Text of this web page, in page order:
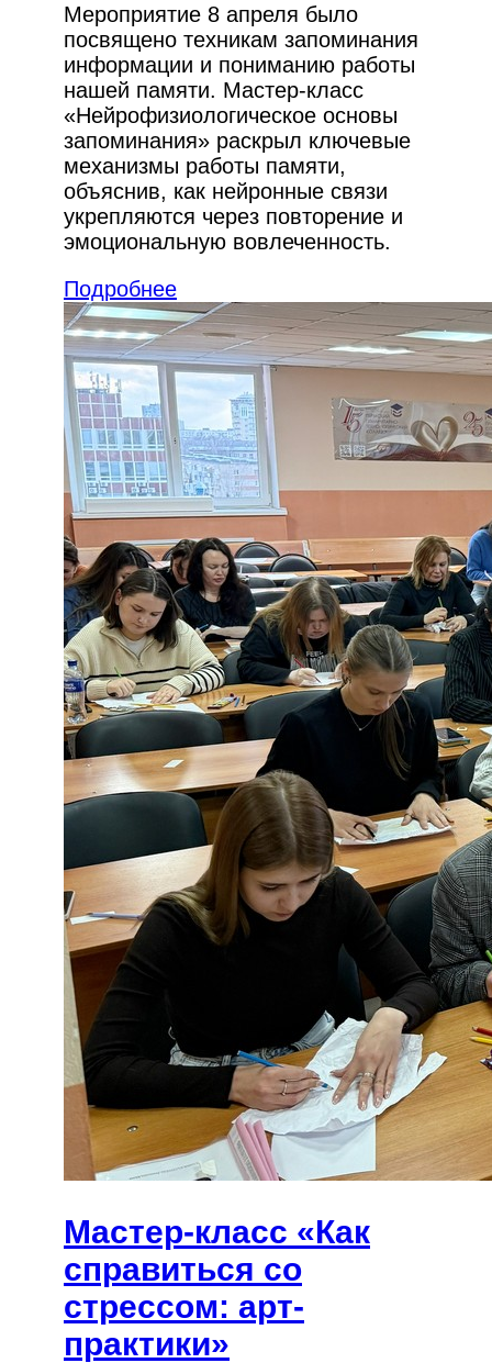
Мероприятие 8 апреля было
посвящено техникам запоминания
информации и пониманию работы
нашей памяти. Мастер-класс
«Нейрофизиологическое основы
запоминания» раскрыл ключевые
механизмы работы памяти,
объяснив, как нейронные связи
укрепляются через повторение и
эмоциональную вовлеченность.
Подробнее
Мастер-класс «Как
справиться со
стрессом: арт-
практики»